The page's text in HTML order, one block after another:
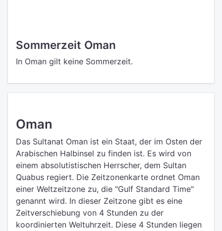
Sommerzeit Oman
In Oman gilt keine Sommerzeit.
Oman
Das Sultanat Oman ist ein Staat, der im Osten der
Arabischen Halbinsel zu finden ist. Es wird von
einem absolutistischen Herrscher, dem Sultan
Quabus regiert. Die Zeitzonenkarte ordnet Oman
einer Weltzeitzone zu, die "Gulf Standard Time"
genannt wird. In dieser Zeitzone gibt es eine
Zeitverschiebung von 4 Stunden zu der
koordinierten Weltuhrzeit. Diese 4 Stunden liegen